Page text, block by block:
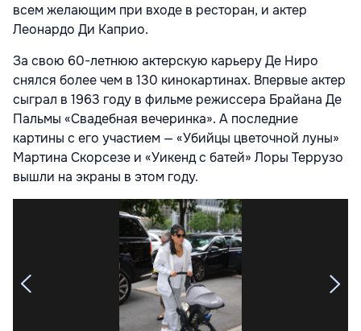
всем желающим при входе в ресторан, и актер
Леонардо Ди Каприо.
За свою 60-летнюю актерскую карьеру Де Ниро
снялся более чем в 130 кинокартинах. Впервые актер
сыграл в 1963 году в фильме режиссера Брайана Де
Пальмы «Свадебная вечеринка». А последние
картины с его участием — «Убийцы цветочной луны»
Мартина Скорсезе и «Уикенд с батей» Лоры Террузо
вышли на экраны в этом году.